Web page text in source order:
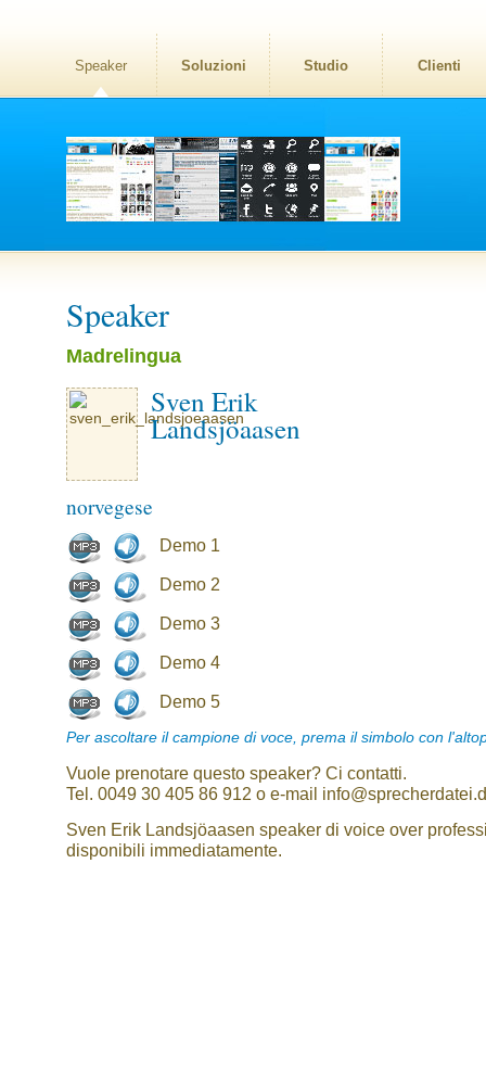
Speaker Soluzioni Studio Clienti
Speaker
Madrelingua
Sven Erik
Landsjöaasen
norvegese
Demo 1
Demo 2
Demo 3
Demo 4
Demo 5
Per ascoltare il campione di voce, prema il simbolo con
Vuole prenotare questo speaker? Ci contatti.
Tel. 0049 30 405 86 912 o e-mail
Sven Erik Landsjöaasen speaker di voice over
disponibili immediatamente.